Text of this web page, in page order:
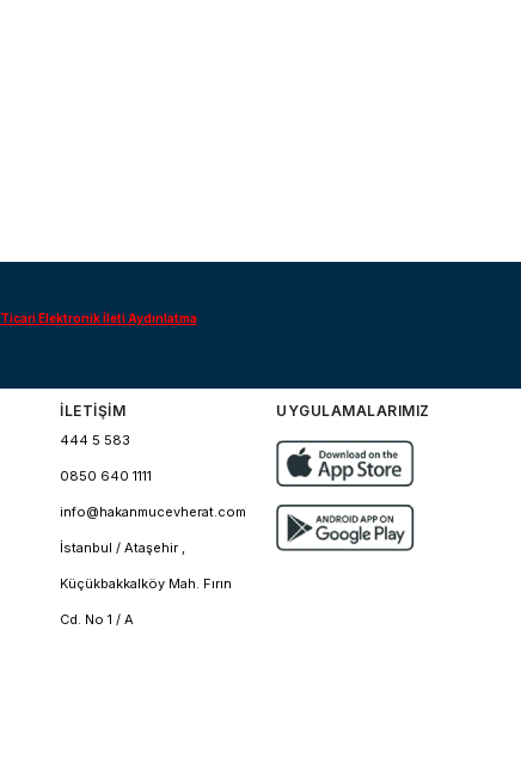
Ticari Elektronik İleti Aydınlatma
İLETİŞİM
444 5 583
0850 640 1111
info@hakanmucevherat.com
İstanbul / Ataşehir ,
Küçükbakkalköy Mah. Fırın
Cd. No 1 / A
UYGULAMALARIMIZ